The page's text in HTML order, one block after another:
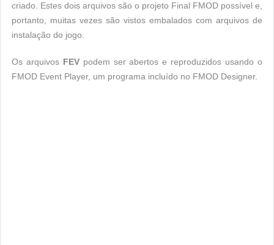
criado. Estes dois arquivos são o projeto Final FMOD possível e,
portanto, muitas vezes são vistos embalados com arquivos de
instalação do jogo.
Os arquivos FEVpodem ser abertos e reproduzidos usando o
FMOD Event Player, um programa incluído no FMOD Designer.